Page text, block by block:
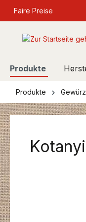
Zur
Faire Preise
Produkte
Produkte
Bildergalerie